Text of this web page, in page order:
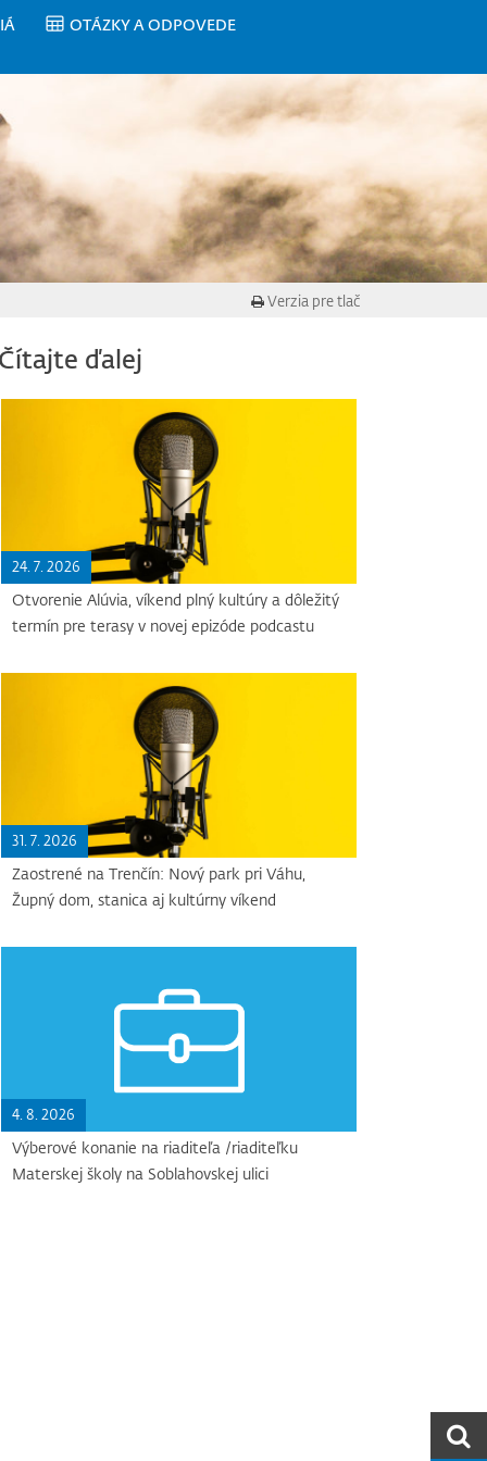
OTÁZKY A ODPOVEDE
Verzia pre tlač
ďalej
24. 7. 2026
Otvorenie Alúvia, víkend plný kultúry a dôležitý
termín pre terasy v novej epizóde podcastu
31. 7. 2026
Zaostrené na Trenčín: Nový park pri Váhu,
Župný dom, stanica aj kultúrny víkend
4. 8. 2026
Výberové konanie na riaditeľa /riaditeľku
Materskej školy na Soblahovskej ulici